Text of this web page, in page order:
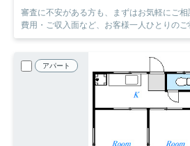
審査に不安がある方も、まずはお気軽にご相談ください
費用・ご収入面など、お客様一人ひとりのご
アパート